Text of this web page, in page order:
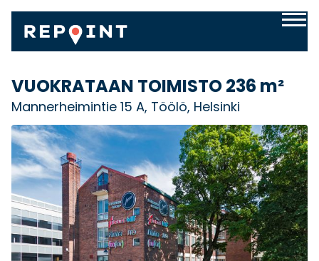
VUOKRATAAN TOIMISTO236 m²
Mannerheimintie 15 A, Töölö, Helsinki